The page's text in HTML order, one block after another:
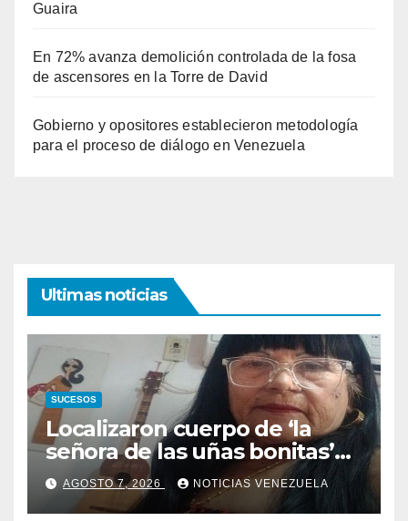
Guaira
En 72% avanza demolición controlada de la fosa
de ascensores en la Torre de David
Gobierno y opositores establecieron metodología
para el proceso de diálogo en Venezuela
Ultimas noticias
SUCESOS
Localizaron cuerpo de ‘la
señora de las uñas bonitas’
42 días después de los
terremotos en La Guaira
AGOSTO 7, 2026 NOTICIAS VENEZUELA